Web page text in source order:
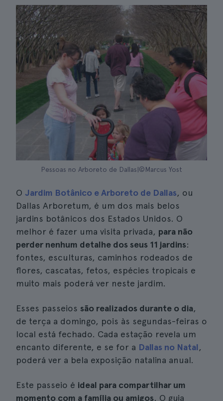
Pessoas no Arboreto de Dallas|©Marcus Yost
O Jardim Botânico e Arboreto de Dallas, ou
Dallas Arboretum, é um dos mais belos
jardins botânicos dos Estados Unidos. O
melhor é fazer uma visita privada, para não
perder nenhum detalhe dos seus 11 jardins:
fontes, esculturas, caminhos rodeados de
flores, cascatas, fetos, espécies tropicais e
muito mais poderá ver neste jardim.
Esses passeios são realizados durante o dia,
de terça a domingo, pois às segundas-feiras o
local está fechado. Cada estação revela um
encanto diferente, e se for a Dallas no Natal,
poderá ver a bela exposição natalina anual.
Este passeio é ideal para compartilhar um
momento com a família ou amigos. O guia